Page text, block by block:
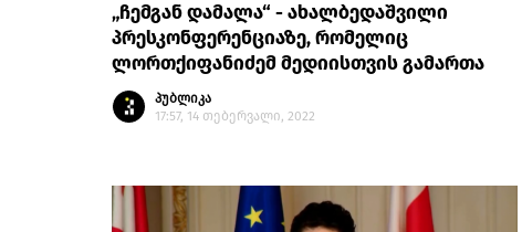
„ჩემგან დამალა“ - ახალბედაშვილი
პრესკონფერენციაზე, რომელიც
ლორთქიფანიძემ მედიისთვის გამართა
პუბლიკა
17:57, 14 თებერვალი, 2022